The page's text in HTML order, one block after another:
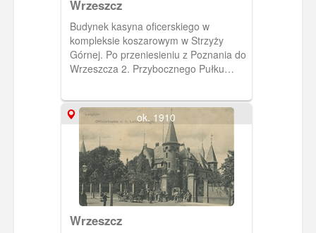
Wrzeszcz
Budynek kasyna oficerskiego w
kompleksie koszarowym w Strzyży
Górnej. Po przeniesieniu z Poznania do
Wrzeszcza 2. Przybocznego Pułku
lustrzanym odbiciem. Obie części
spojono łącznikiem w którym mieściła
się sala bankietowa. Nowe kasyno
uroczyście otwarto 14 września 1901
roku.
ok. 1910
Wrzeszcz